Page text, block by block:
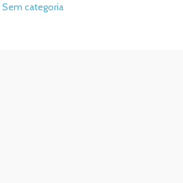
Sem categoria